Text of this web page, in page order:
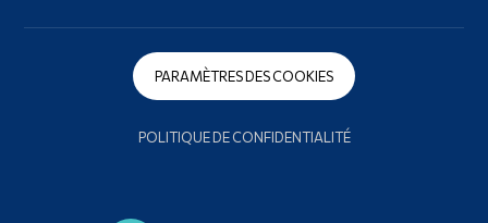
PARAMÈTRES DES COOKIES
POLITIQUE DE CONFIDENTIALITÉ